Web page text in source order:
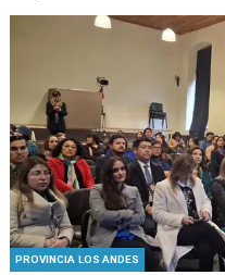
PROVINCIA LOS ANDES